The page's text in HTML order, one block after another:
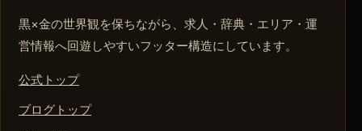
黒×金の世界観を保ちながら、求人・辞典・エリア・運
営情報へ回遊しやすいフッター構造にしています。
公式トップ
ブログトップ